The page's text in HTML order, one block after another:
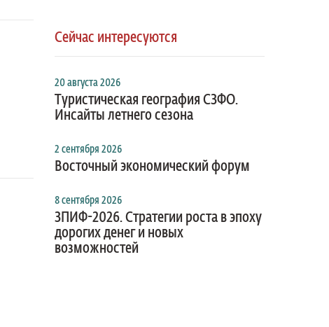
Сейчас интересуются
20 августа 2026
Туристическая география СЗФО.
Инсайты летнего сезона
2 сентября 2026
Восточный экономический форум
8 сентября 2026
ЗПИФ-2026. Стратегии роста в эпоху
дорогих денег и новых
возможностей